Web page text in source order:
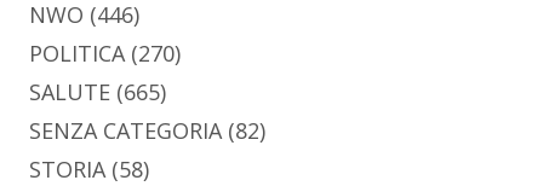
NWO (446)
POLITICA(270)
SALUTE (665)
SENZA CATEGORIA(82)
STORIA(58)